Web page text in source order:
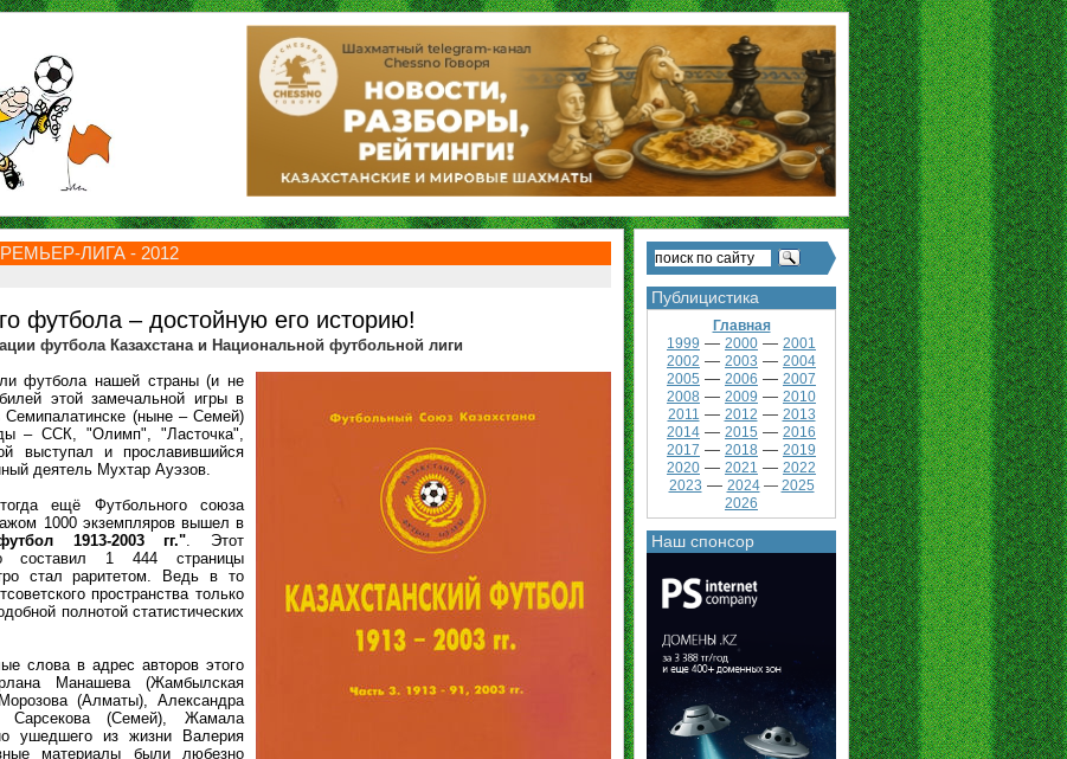
ЛИГА - 2012
футбола – достойную его историю!
футбола Казахстана и Национальной футбольной лиги
футбола нашей страны (и не
этой замечальной игры в
Семипалатинске (ныне – Семей)
– ССК, "Олимп", "Ласточка",
выступал и прославившийся
деятель Мухтар Ауэзов.
ещё Футбольного союза
1000 экземпляров вышел в
1913-2003 гг.". Этот
составил 1 444 страницы
стал раритетом. Ведь в то
пространства только
полнотой статистических
слова в адрес авторов этого
Манашева (Жамбылская
(Алматы), Александра
Сарсекова (Семей), Жамала
ушедшего из жизни Валерия
материалы были любезно
Публицистика
Главная
1999 — 2000 — 2001
2002 — 2003 — 2004
2005 — 2006 — 2007
2008 — 2009 — 2010
2011 — 2012 — 2013
2014 — 2015 — 2016
2017 — 2018 — 2019
2020 — 2021 — 2022
2023 — 2024— 2025
2026
Наш спонсор